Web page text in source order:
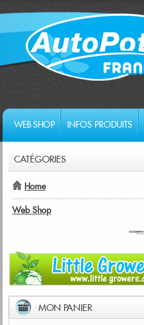
WEB SHOP INFOS PRODUITS
CATÉGORIES
Home
Web Shop
MON PANIER